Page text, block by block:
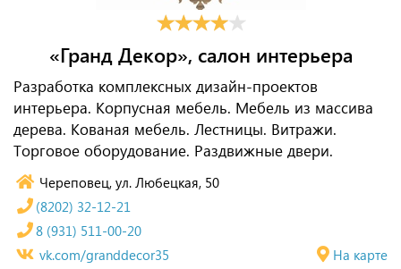
«Гранд Декор», салон интерьера
Разработка комплексных дизайн-проектов
интерьера. Корпусная мебель. Мебель из массива
дерева. Кованая мебель. Лестницы. Витражи.
Торговое оборудование. Раздвижные двери.
Череповец, ул. Любецкая, 50
На карте
(8202) 32-12-21
8 (931) 511-00-20
vk.com/granddecor35